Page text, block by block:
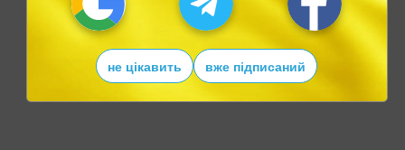
не цікавить вже підписаний